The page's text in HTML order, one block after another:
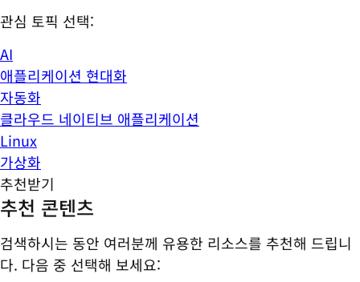
관심 토픽 선택:
AI
애플리케이션 현대화
자동화
클라우드 네이티브 애플리케이션
Linux
가상화
추천받기
추천 콘텐츠
검색하시는 동안 여러분께 유용한 리소스를 추천해 드립니
다. 다음 중 선택해 보세요: